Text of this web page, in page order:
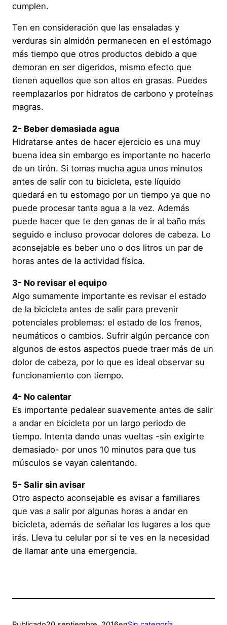
cumplen.
Ten en consideración que las ensaladas y
verduras sin almidón permanecen en el estómago
más tiempo que otros productos debido a que
demoran en ser digeridos, mismo efecto que
tienen aquellos que son altos en grasas. Puedes
reemplazarlos por hidratos de carbono y proteínas
magras.
2- Beber demasiada agua
Hidratarse antes de hacer ejercicio es una muy
buena idea sin embargo es importante no hacerlo
de un tirón. Si tomas mucha agua unos minutos
antes de salir con tu bicicleta, este líquido
quedará en tu estomago por un tiempo ya que no
puede procesar tanta agua a la vez. Además
puede hacer que te den ganas de ir al baño más
seguido e incluso provocar dolores de cabeza. Lo
aconsejable es beber uno o dos litros un par de
horas antes de la actividad física.
3- No revisar el equipo
Algo sumamente importante es revisar el estado
de la bicicleta antes de salir para prevenir
potenciales problemas: el estado de los frenos,
neumáticos o cambios. Sufrir algún percance con
algunos de estos aspectos puede traer más de un
dolor de cabeza, por lo que es ideal observar su
funcionamiento con tiempo.
4- No calentar
Es importante pedalear suavemente antes de salir
a andar en bicicleta por un largo periodo de
tiempo. Intenta dando unas vueltas -sin exigirte
demasiado- por unos 10 minutos para que tus
músculos se vayan calentando.
5- Salir sin avisar
Otro aspecto aconsejable es avisar a familiares
que vas a salir por algunas horas a andar en
bicicleta, además de señalar los lugares a los que
irás. Lleva tu celular por si te ves en la necesidad
de llamar ante una emergencia.